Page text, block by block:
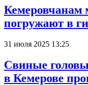
Кемеровчанам
погружают в
31 июля 2025 13:25
Свиные
в Кемерове